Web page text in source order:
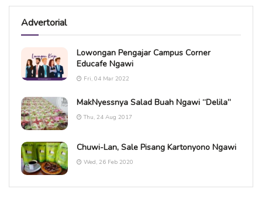
Advertorial
Lowongan Pengajar Campus Corner
Educafe Ngawi
Fri, 04 Mar 2022
MakNyessnya Salad Buah Ngawi “Delila”
Thu, 24 Aug 2017
Chuwi-Lan, Sale Pisang Kartonyono Ngawi
Wed, 26 Feb 2020